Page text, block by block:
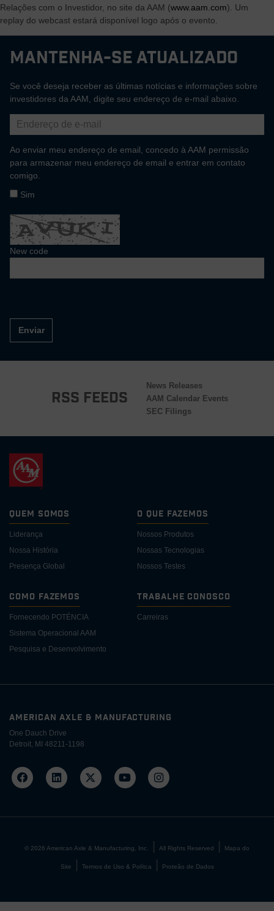
Relações com o Investidor, no site da AAM (www.aam.com). Um
replay do webcast estará disponível logo após o evento.
Mantenha-se atualizado
Se você deseja receber as últimas notícias e informações sobre
investidores da AAM, digite seu endereço de e-mail abaixo.
Ao enviar meu endereço de email, concedo à AAM permissão
para armazenar meu endereço de email e entrar em contato
comigo.
Sim
New code
Enviar
RSS Feeds
News Releases
AAM Calendar Events
SEC Filings
Quem somos
Liderança
Nossa História
Presença Global
O Que Fazemos
Nossos Produtos
Nossas Tecnologias
Nossos Testes
Como Fazemos
Fornecendo POTÉNCIA
Sistema Operacional AAM
Pesquisa e Desenvolvimento
Trabalhe Conosco
Carreiras
AMERICAN AXLE & MANUFACTURING
One Dauch Drive
Detroit, MI 48211-1198
© 2026 American Axle & Manufacturing, Inc. All Rights Reserved Mapa do
Site Termos de Uso & Polítca Proteão de Dados